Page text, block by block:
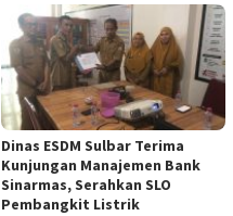
Dinas ESDM Sulbar Terima
Kunjungan Manajemen Bank
Sinarmas, Serahkan SLO
Pembangkit Listrik